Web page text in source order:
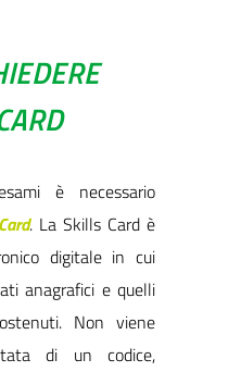
è necessario
. La Skills Card è
digitale in cui
anagrafici e quelli
Non viene
di un codice,